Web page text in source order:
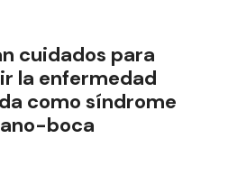
cuidados para
la enfermedad
como síndrome
boca